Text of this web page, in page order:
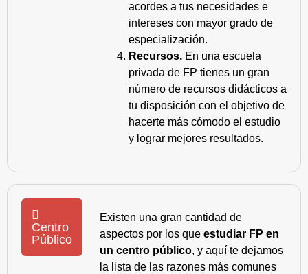
acordes a tus necesidades e
intereses con mayor grado de
especialización.
Recursos. En una escuela
privada de FP tienes un gran
número de recursos didácticos a
tu disposición con el objetivo de
hacerte más cómodo el estudio
y lograr mejores resultados.
Centro
Público
Existen una gran cantidad de
aspectos por los que estudiar FP en
un centro público, y aquí te dejamos
la lista de las razones más comunes